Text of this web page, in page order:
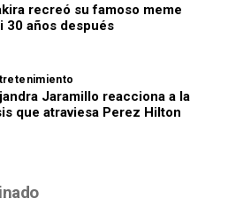
recreó su famoso meme
30 años después
Jaramillo reacciona a la
que atraviesa Perez Hilton